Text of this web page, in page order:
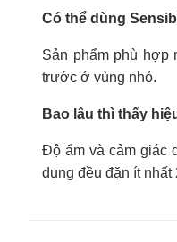
Có thể dùng
Sản phẩm phù hợp
trước ở vùng nhỏ.
Bao lâu thì thấy
Độ ẩm và cảm giác
dụng đều đặn ít nhất